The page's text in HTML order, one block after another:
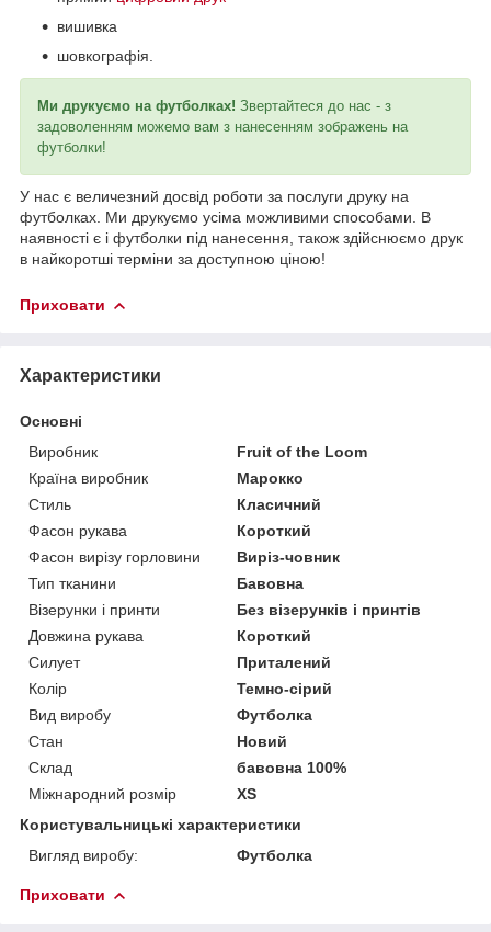
вишивка
шовкографія.
Ми друкуємо на футболках! Звертайтеся до нас - з
задоволенням можемо вам з нанесенням зображень на
футболки!
У нас є величезний досвід роботи за послуги друку на
футболках. Ми друкуємо усіма можливими способами. В
наявності є і футболки під нанесення, також здійснюємо друк
в найкоротші терміни за доступною ціною!
Приховати
Характеристики
Основні
Виробник
Fruit of the Loom
Країна виробник
Марокко
Стиль
Класичний
Фасон рукава
Короткий
Фасон вирізу горловини
Виріз-човник
Тип тканини
Бавовна
Візерунки і принти
Без візерунків і принтів
Довжина рукава
Короткий
Силует
Приталений
Колір
Темно-сірий
Вид виробу
Футболка
Стан
Новий
Склад
бавовна 100%
Міжнародний розмір
XS
Користувальницькі характеристики
Вигляд виробу:
Футболка
Приховати